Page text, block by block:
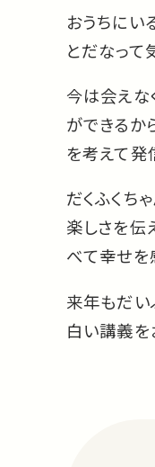
おうちにい
とだなって
今は会えな
ができるか
を考えて発
だくふくち
楽しさを伝
べて幸せを
来年もだい
白い講義を